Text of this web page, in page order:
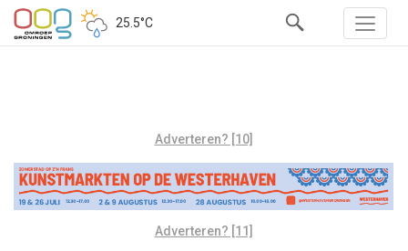
25.5°C
Adverteren? [10]
Adverteren? [11]